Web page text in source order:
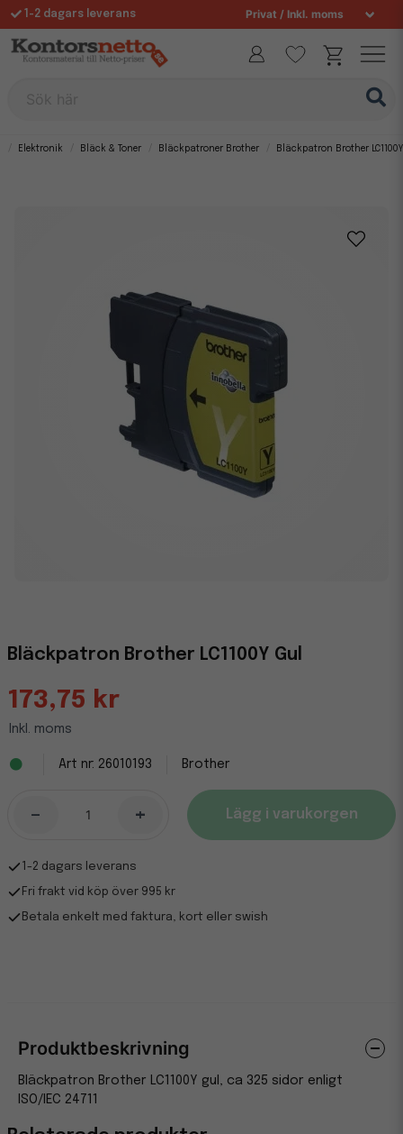
1-2 dagars leverans
Fri frakt över 995 kr
Elektronik Bläck & Toner Bläckpatroner Brother Bläckpatron Brother
Bläckpatron Brother LC1100Y Gul
173,75 kr
Inkl. moms
26010193 Brother
- + Lägg i varukorgen
1-2 dagars leverans
Fri frakt vid köp över 995 kr
Betala enkelt med faktura, kort eller swish
Produktbeskrivning
Bläckpatron Brother LC1100Y gul, ca 325 sidor enligt
ISO/IEC 24711